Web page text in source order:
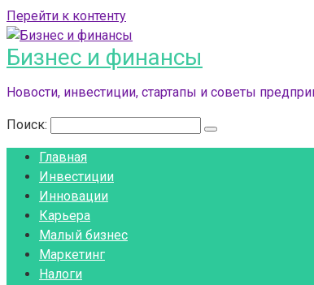
Перейти к контенту
Бизнес и финансы
Новости, инвестиции, стартапы и советы
Поиск:
Главная
Инвестиции
Инновации
Карьера
Малый бизнес
Маркетинг
Налоги